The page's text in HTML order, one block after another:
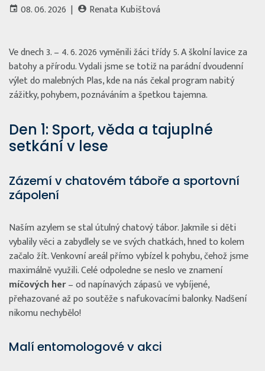
08. 06. 2026 | Renata Kubištová
Ve dnech 3. – 4. 6. 2026 vyměnili žáci třídy 5. A školní lavice za
batohy a přírodu. Vydali jsme se totiž na parádní dvoudenní
výlet do malebných Plas, kde na nás čekal program nabitý
zážitky, pohybem, poznáváním a špetkou tajemna.
Den 1: Sport, věda a tajuplné
setkání v lese
Zázemí v chatovém táboře a sportovní
zápolení
Naším azylem se stal útulný chatový tábor. Jakmile si děti
vybalily věci a zabydlely se ve svých chatkách, hned to kolem
začalo žít. Venkovní areál přímo vybízel k pohybu, čehož jsme
maximálně využili. Celé odpoledne se neslo ve znamení
míčových her– od napínavých zápasů ve vybíjené,
přehazované až po soutěže s nafukovacími balonky. Nadšení
nikomu nechybělo!
Malí entomologové v akci